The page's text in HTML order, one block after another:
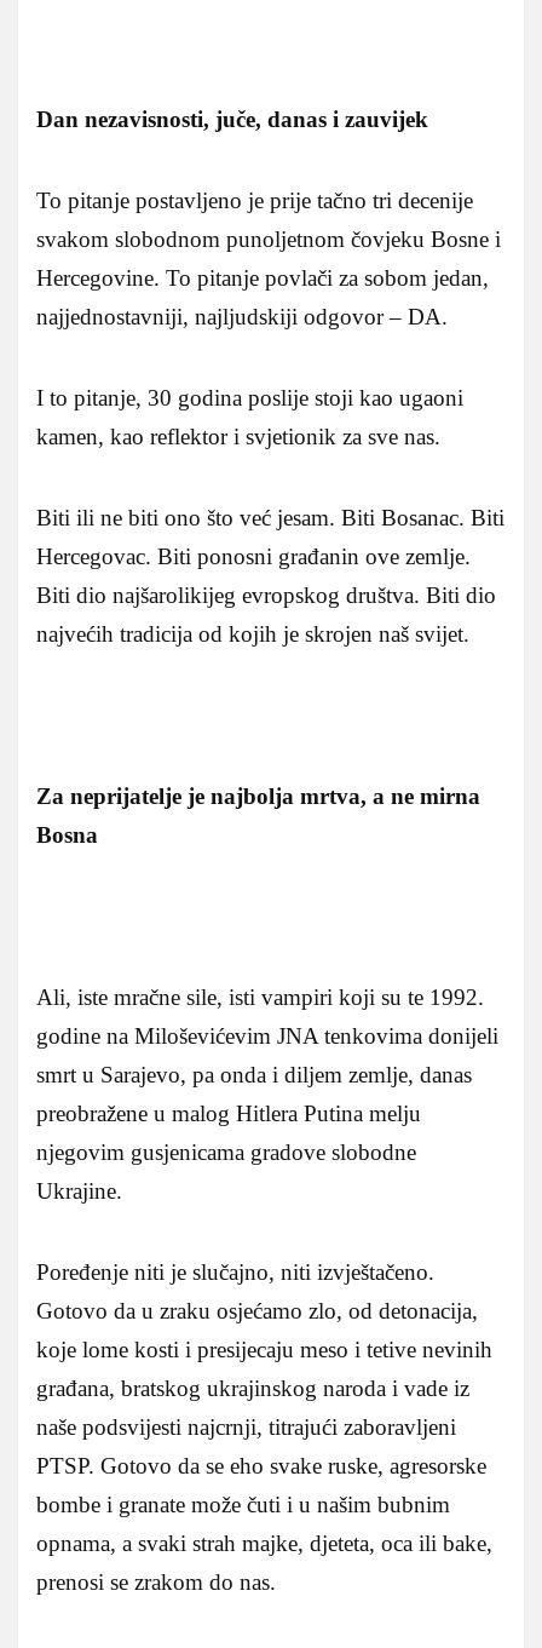
Dan nezavisnosti, juče, danas i zauvijek
To pitanje postavljeno je prije tačno tri decenije
svakom slobodnom punoljetnom čovjeku Bosne i
Hercegovine. To pitanje povlači za sobom jedan,
najjednostavniji, najljudskiji odgovor – DA.
I to pitanje, 30 godina poslije stoji kao ugaoni
kamen, kao reflektor i svjetionik za sve nas.
Biti ili ne biti ono što već jesam. Biti Bosanac. Biti
Hercegovac. Biti ponosni građanin ove zemlje.
Biti dio najšarolikijeg evropskog društva. Biti dio
najvećih tradicija od kojih je skrojen naš svijet.
Za neprijatelje je najbolja mrtva, a ne mirna
Bosna
Ali, iste mračne sile, isti vampiri koji su te 1992.
godine na Miloševićevim JNA tenkovima donijeli
smrt u Sarajevo, pa onda i diljem zemlje, danas
preobražene u malog Hitlera Putina melju
njegovim gusjenicama gradove slobodne
Ukrajine.
Poređenje niti je slučajno, niti izvještačeno.
Gotovo da u zraku osjećamo zlo, od detonacija,
koje lome kosti i presijecaju meso i tetive nevinih
građana, bratskog ukrajinskog naroda i vade iz
naše podsvijesti najcrnji, titrajući zaboravljeni
PTSP. Gotovo da se eho svake ruske, agresorske
bombe i granate može čuti i u našim bubnim
opnama, a svaki strah majke, djeteta, oca ili bake,
prenosi se zrakom do nas.